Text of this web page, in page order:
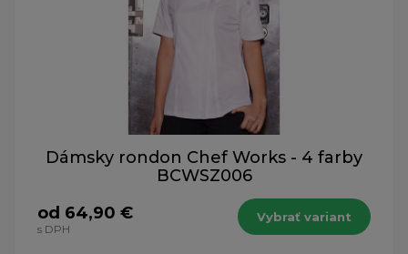
Dámsky rondon Chef Works - 4 farby
BCWSZ006
od 64,90 €
s DPH
Vybrať variant